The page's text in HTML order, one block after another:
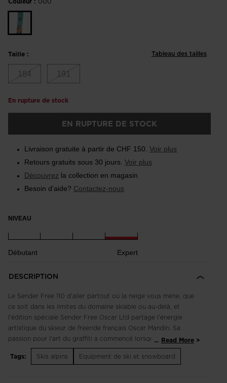
Taille : Tableau des tailles
184 191
En rupture de stock
EN RUPTURE DE STOCK
Livraison gratuite à partir de CHF 150. Voir plus
Retours gratuits sous 30 jours. Voir plus
Découvrez la collection en magasin
Besoin d'aide? Contactez-nous
NIVEAU
Débutant Expert
DESCRIPTION
Le Sender Free 110 d'aller partout où la neige vous mène, que
ce soit dans les limites du domaine skiable ou au-delà, et
l'édition spéciale Sender Free Oscar Ltd partage l'énergie
artistique du skieur de freeride français Oscar Mandin. Sa
passion pour l'art du graffiti a commencé lorsqu'il était enfant,
et ce modèle en édition limitée donne vie à Oscar ainsi qu'à
son animal totem, un chat avec de la peinture en bombe -
... Read More
Tags:
Skis alpins Equipment de ski et snowboard